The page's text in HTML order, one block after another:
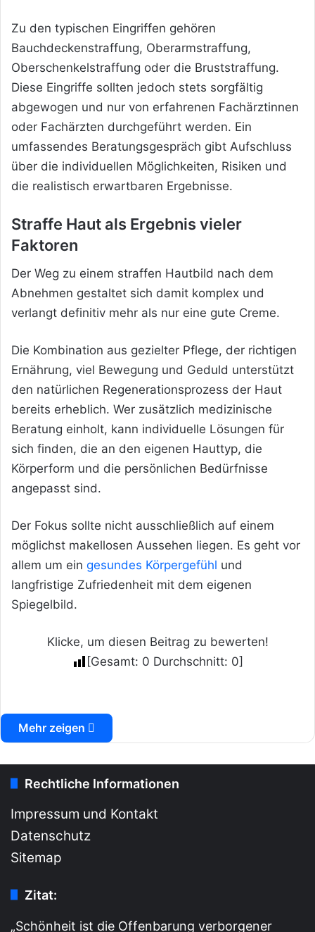
Zu den typischen Eingriffen gehören
Bauchdeckenstraffung, Oberarmstraffung,
Oberschenkelstraffung oder die Bruststraffung.
Diese Eingriffe sollten jedoch stets sorgfältig
abgewogen und nur von erfahrenen Fachärztinnen
oder Fachärzten durchgeführt werden. Ein
umfassendes Beratungsgespräch gibt Aufschluss
über die individuellen Möglichkeiten, Risiken und
die realistisch erwartbaren Ergebnisse.
Straffe Haut als Ergebnis vieler
Faktoren
Der Weg zu einem straffen Hautbild nach dem
Abnehmen gestaltet sich damit komplex und
verlangt definitiv mehr als nur eine gute Creme.
Die Kombination aus gezielter Pflege, der richtigen
Ernährung, viel Bewegung und Geduld unterstützt
den natürlichen Regenerationsprozess der Haut
bereits erheblich. Wer zusätzlich medizinische
Beratung einholt, kann individuelle Lösungen für
sich finden, die an den eigenen Hauttyp, die
Körperform und die persönlichen Bedürfnisse
angepasst sind.
Der Fokus sollte nicht ausschließlich auf einem
möglichst makellosen Aussehen liegen. Es geht vor
allem um ein gesundes Körpergefühl und
langfristige Zufriedenheit mit dem eigenen
Spiegelbild.
Klicke, um diesen Beitrag zu bewerten!
[Gesamt: 0 Durchschnitt: 0]
Mehr zeigen
Rechtliche Informationen
Impressum und Kontakt
Datenschutz
Sitemap
Zitat:
„Schönheit ist die Offenbarung verborgener